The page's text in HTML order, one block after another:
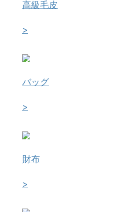
高級毛皮
>
バッグ
>
財布
>